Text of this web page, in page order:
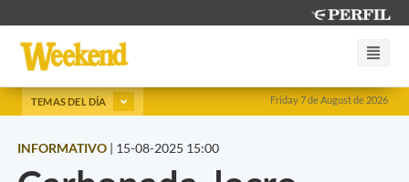
Friday 7 de August de 2026
TEMAS DEL DÍA
INFORMATIVO | 15-08-2025 15:00